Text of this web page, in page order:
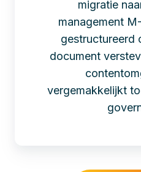
migratie
management
gestructureerd
document
vergemakkelijkt